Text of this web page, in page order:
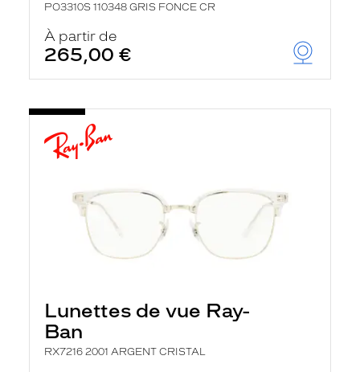
PO3310S 110348 GRIS FONCE CR
À partir de
265,00 €
Lunettes de vue Ray-
Ban
RX7216 2001 ARGENT CRISTAL